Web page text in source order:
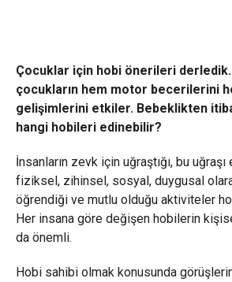
Çocuklar için hobi önerileri
çocukların hem motor becerilerini
gelişimlerini etkiler. Bebeklikten
hangi hobileri edinebilir?
İnsanların zevk için uğraştığı, bu
fiziksel, zihinsel, sosyal, duygusal
öğrendiği ve mutlu olduğu aktiviteler
Her insana göre değişen hobilerin
da önemli.
Hobi sahibi olmak konusunda